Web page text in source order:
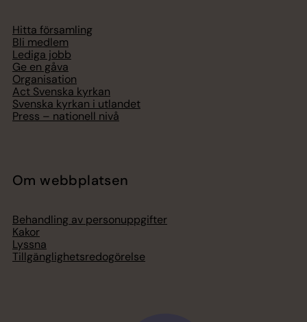
Hitta församling
Bli medlem
Lediga jobb
Ge en gåva
Organisation
Act Svenska kyrkan
Svenska kyrkan i utlandet
Press – nationell nivå
Om webbplatsen
Behandling av personuppgifter
Kakor
Lyssna
Tillgänglighetsredogörelse